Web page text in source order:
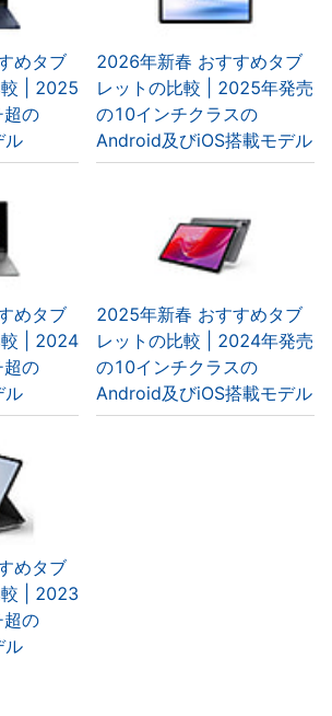
めタブ
| 2025
の
ル
2026年新春 おすすめタブ
レットの比較 | 2025年発売
の10インチクラスの
Android及びiOS搭載モデル
めタブ
較 | 2024
の
ル
2025年新春 おすすめタブ
レットの比較 | 2024年発売
の10インチクラスの
Android及びiOS搭載モデル
めタブ
| 2023
の
ル